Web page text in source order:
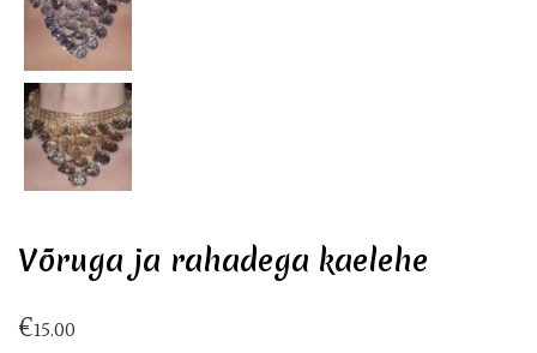
Võruga ja rahadega kaelehe
€15.00